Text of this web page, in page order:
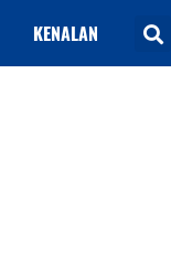
KENALAN